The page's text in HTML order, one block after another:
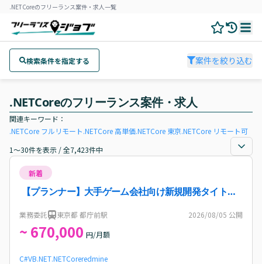
.NETCoreのフリーランス案件・求人一覧
検索条件を指定する 案件を絞り込む
.NETCoreのフリーランス案件・求人
関連キーワード：
.NETCore フルリモート.NETCore高単価.NETCore 東京.NETCore リモート可
1～30件を表示 / 全7,423件中
新着
【プランナー】大手ゲーム会社向け新規開発タイトル
業務委託 東京都 都庁前駅 2026/08/05 公開
~ 670,000 円/月額
C#VB.NET.NETCoreredmine